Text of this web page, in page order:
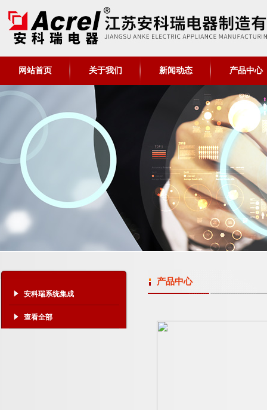
网站首页 关于我们 新闻动态 产品中心
安科瑞系统集成
查看全部
产品中心